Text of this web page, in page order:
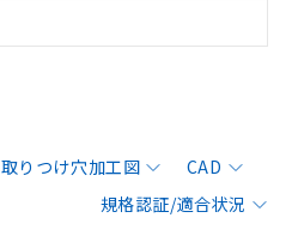
取りつけ穴加工図
CAD
規格認証/適合状況